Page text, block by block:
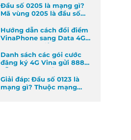
Đầu số 0205 là mạng gì?
Mã vùng 0205 là đầu số
Hướng dẫn cách đổi điểm
VinaPhone sang Data 4G
cực kỳ đơn giản
Danh sách các gói cước
đăng ký 4G Vina gửi 888
dễ đăng ký nhất
Giải đáp: Đầu số 0123 là
mạng gì? Thuộc mạng